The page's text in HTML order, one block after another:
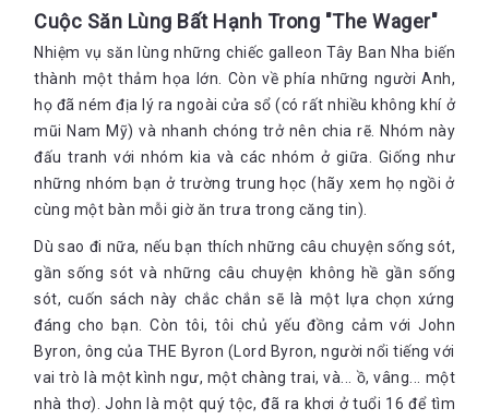
Cuộc Săn Lùng Bất Hạnh Trong "The Wager"
Nhiệm vụ săn lùng những chiếc galleon Tây Ban Nha biến
thành một thảm họa lớn. Còn về phía những người Anh,
họ đã ném địa lý ra ngoài cửa sổ (có rất nhiều không khí ở
mũi Nam Mỹ) và nhanh chóng trở nên chia rẽ. Nhóm này
đấu tranh với nhóm kia và các nhóm ở giữa. Giống như
những nhóm bạn ở trường trung học (hãy xem họ ngồi ở
cùng một bàn mỗi giờ ăn trưa trong căng tin).
Dù sao đi nữa, nếu bạn thích những câu chuyện sống sót,
gần sống sót và những câu chuyện không hề gần sống
sót, cuốn sách này chắc chắn sẽ là một lựa chọn xứng
đáng cho bạn. Còn tôi, tôi chủ yếu đồng cảm với John
Byron, ông của THE Byron (Lord Byron, người nổi tiếng với
vai trò là một kình ngư, một chàng trai, và... ồ, vâng... một
nhà thơ). John là một quý tộc, đã ra khơi ở tuổi 16 để tìm